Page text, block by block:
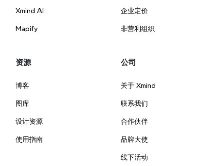
Xmind AI
Mapify
企业定价
非营利组织
资源
博客
图库
设计资源
使用指南
公司
关于 Xmind
联系我们
合作伙伴
品牌大使
线下活动